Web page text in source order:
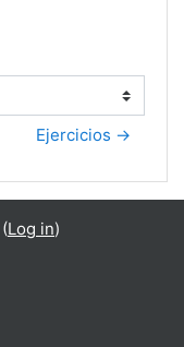
Ejercicios →
Log in)